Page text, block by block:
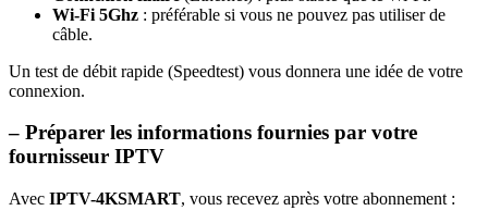
Wi-Fi 5Ghz : préférable si vous ne pouvez pas utiliser de
câble.
Un test de débit rapide (Speedtest) vous donnera une idée de votre
connexion.
– Préparer les informations fournies par votre
fournisseur IPTV
Avec IPTV-4KSMART, vous recevez après votre abonnement :